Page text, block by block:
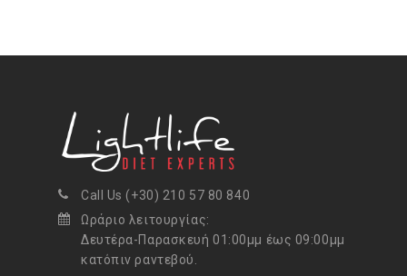
Call Us (+30) 210 57 80 840
Ωράριο λειτουργίας:
Δευτέρα-Παρασκευή 01:00μμ έως 09:00μμ
κατόπιν ραντεβού.